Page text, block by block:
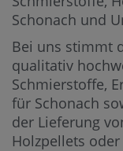
Schonach und
Bei uns stimmt
qualitativ
Schmierstoffe,
für Schonach
der Lieferung
Holzpellets